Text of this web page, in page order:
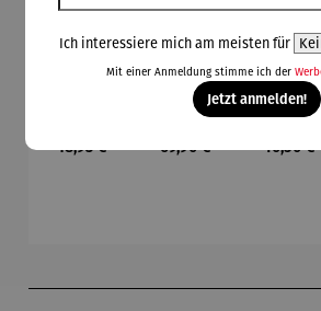
Ø 80 cm
Regulärer Preis:
48,93 €
Bodenplat
te für
rund Ø 70
Regulärer Preis:
69,90 €
Brenngel
für
elle -
10,50 €
Ich interessiere mich am meisten für
Mit einer Anmeldung stimme ich der
Jetzt anmelden!